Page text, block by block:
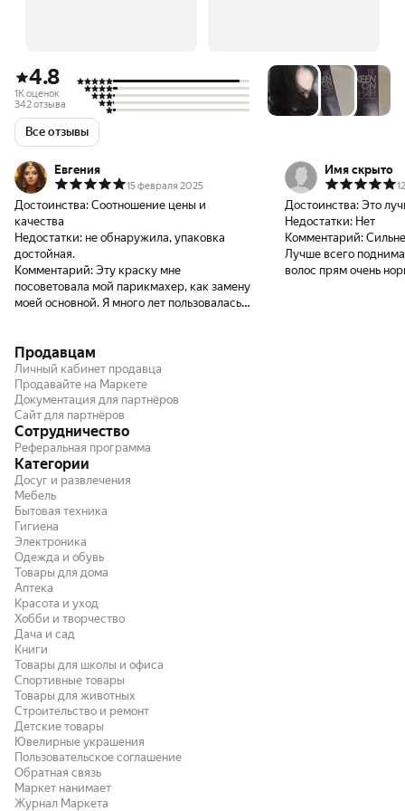
4.8
1K оценок
342 отзыва
Все отзывы
Евгения
15 февраля 2025
Достоинства: Соотношение цены и
качества
Недостатки: не обнаружила, упаковка
достойная.
Комментарий: Эту краску мне
посоветовала мой парикмахер, как замену
моей основной. Я много лет пользовалась
закрашивало, но с нашим курсом доллара
ценник уже очень кусается. Поэтому,
пришлось перейти на эту. И, к моему
удивлению она меня не разочаровала.
Седину закрасила хорошо, неделю спустя,
не полысела)) Светло коричневым цветом
этот тон сложно назвать, ближе к Чёрному
шоколаду, но не иссиня чёрный. Но волосы
выглядят достойно. Мне подошла. Для
получившегося цвета использовала
окислитель этой же фирмы 6%, в
соотношении с краской 1к1 +-, получилось
густовато, но тк я пользовалась этой
краской впервые, решила
Имя скрыто
Достоинства: Это
Недостатки: Нет
Комментарий:
Лучше всего
волос прям очень
Продавцам
Личный кабинет продавца
Продавайте на Маркете
Документация для партнёров
Сайт для партнёров
Сотрудничество
Реферальная программа
Категории
Досуг и развлечения
Мебель
Бытовая техника
Гигиена
Электроника
Одежда и обувь
Товары для дома
Аптека
Красота и уход
Хобби и творчество
Дача и сад
Книги
Товары для школы и офиса
Спортивные товары
Товары для животных
Строительство и ремонт
Детские товары
Ювелирные украшения
Пользовательское соглашение
Обратная связь
Маркет нанимает
Журнал Маркета